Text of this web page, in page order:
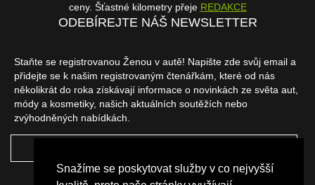
Snažíme se poskytovat služby v co nejvyšší
ceny. Šťastné kilometry přeje REDAKCE
ODEBÍREJTE NÁŠ NEWSLETTER
Staňte se registrovanou Ženou v autě! Napište zde svůj email a
přidejte se k našim registrovaným čtenářkám, které od nás
několikrát do roka získávají informace o novinkách ze světa aut,
módy a kosmetiky, našich aktuálních soutěžích nebo
zvýhodněných nabídkách.
NAŠI PARTNEŘI